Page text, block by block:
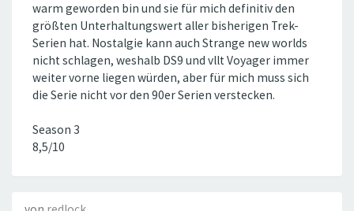
warm geworden bin und sie für mich definitiv den
größten Unterhaltungswert aller bisherigen Trek-
Serien hat. Nostalgie kann auch Strange new worlds
nicht schlagen, weshalb DS9 und vllt Voyager immer
weiter vorne liegen würden, aber für mich muss sich
die Serie nicht vor den 90er Serien verstecken.
Season 3
8,5/10